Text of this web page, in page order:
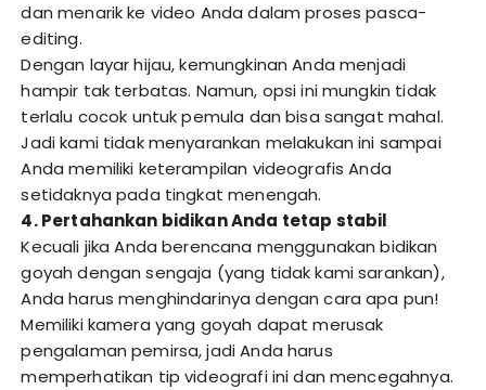
dan menarik ke video Anda dalam proses pasca-
editing.
Dengan layar hijau, kemungkinan Anda menjadi
hampir tak terbatas. Namun, opsi ini mungkin tidak
terlalu cocok untuk pemula dan bisa sangat mahal.
Jadi kami tidak menyarankan melakukan ini sampai
Anda memiliki keterampilan videografis Anda
setidaknya pada tingkat menengah.
4. Pertahankan bidikan Anda tetap stabil
Kecuali jika Anda berencana menggunakan bidikan
goyah dengan sengaja (yang tidak kami sarankan),
Anda harus menghindarinya dengan cara apa pun!
Memiliki kamera yang goyah dapat merusak
pengalaman pemirsa, jadi Anda harus
memperhatikan tip videografi ini dan mencegahnya.